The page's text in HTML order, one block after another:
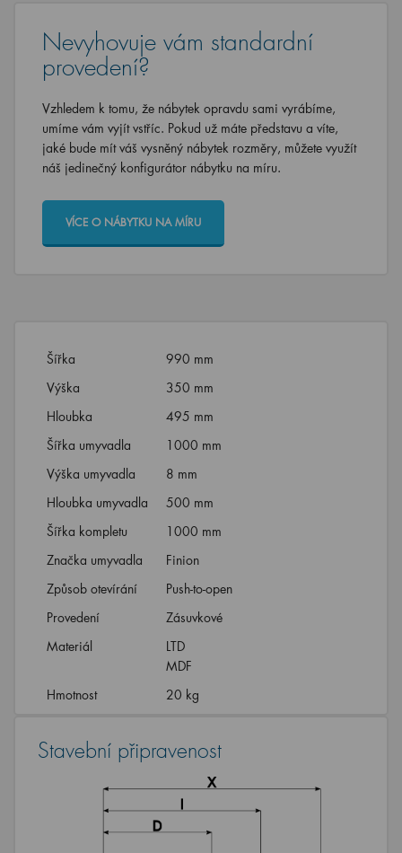
Nevyhovuje vám standardní
provedení?
Vzhledem k tomu, že nábytek opravdu sami vyrábíme,
umíme vám vyjít vstříc. Pokud už máte představu a víte,
jaké bude mít váš vysněný nábytek rozměry, můžete využít
náš jedinečný konfigurátor nábytku na míru.
VÍCE O NÁBYTKU NA MÍRU
Šířka
990 mm
Výška
350 mm
Hloubka
495 mm
Šířka umyvadla
1000 mm
Výška umyvadla
8 mm
Hloubka umyvadla
500 mm
Šířka kompletu
1000 mm
Značka umyvadla
Finion
Způsob otevírání
Push-to-open
Provedení
Zásuvkové
Materiál
LTD
MDF
Hmotnost
20 kg
Stavební připravenost